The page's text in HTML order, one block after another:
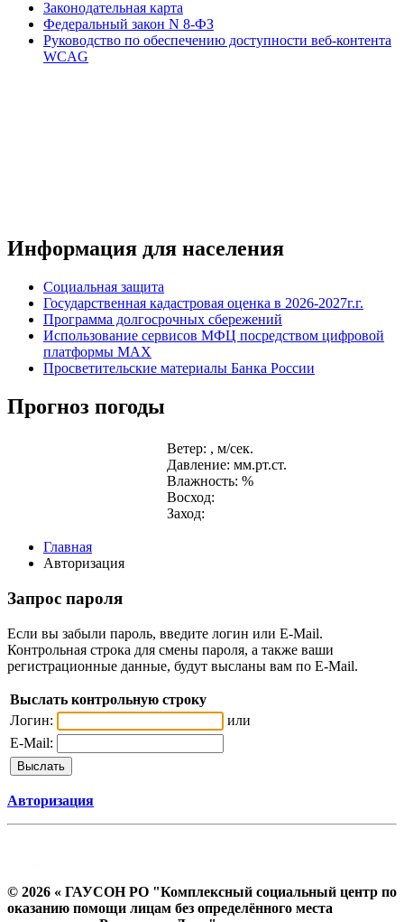
Законодательная карта
Федеральный закон N 8-ФЗ
Руководство по обеспечению доступности веб-контента
WCAG
Информация для населения
Социальная защита
Государственная кадастровая оценка в 2026-2027г.г.
Программа долгосрочных сбережений
Использование сервисов МФЦ посредством цифровой
платформы MAX
Просветительские материалы Банка России
Прогноз погоды
Ветер: , м/сек.
Давление: мм.рт.ст.
Влажность: %
Восход:
Заход:
Главная
Авторизация
Запрос пароля
Если вы забыли пароль, введите логин или E-Mail.
Контрольная строка для смены пароля, а также ваши
регистрационные данные, будут высланы вам по E-Mail.
Выслать контрольную строку
Логин:
или
E-Mail:
Авторизация
© 2026 « ГАУСОН РО "Комплексный социальный центр по
оказанию помощи лицам без определённого места